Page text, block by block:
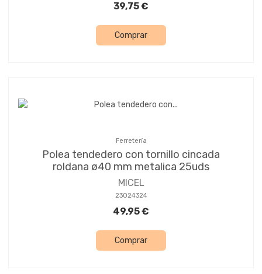
39,75 €
Comprar
Ferretería
Polea tendedero con tornillo cincada
roldana ø40 mm metalica 25uds
MICEL
23024324
49,95 €
Comprar